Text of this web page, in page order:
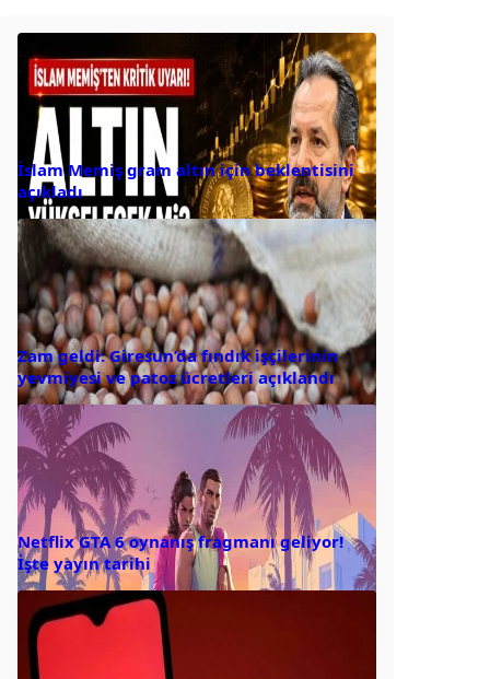
İslam Memiş gram altın için beklentisini
açıkladı
Zam geldi: Giresun’da fındık işçilerinin
yevmiyesi ve patoz ücretleri açıklandı
Netflix GTA 6 oynanış fragmanı geliyor!
İşte yayın tarihi